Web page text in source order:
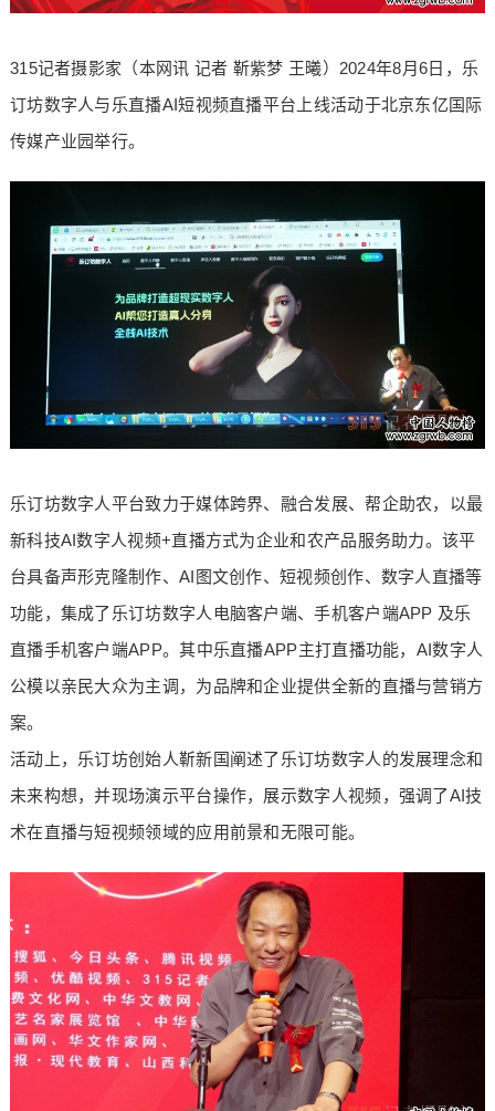
315记者摄影家（本网讯 记者 靳紫梦 王曦）2024年8月6日，乐
订坊数字人与乐直播AI短视频直播平台上线活动于北京东亿国际
传媒产业园举行。
乐订坊数字人平台致力于媒体跨界、融合发展、帮企助农，以最
新科技AI数字人视频+直播方式为企业和农产品服务助力。该平
台具备声形克隆制作、AI图文创作、短视频创作、数字人直播等
功能，集成了乐订坊数字人电脑客户端、手机客户端APP 及乐
直播手机客户端APP。其中乐直播APP主打直播功能，AI数字人
公模以亲民大众为主调，为品牌和企业提供全新的直播与营销方
案。
活动上，乐订坊创始人靳新国阐述了乐订坊数字人的发展理念和
未来构想，并现场演示平台操作，展示数字人视频，强调了AI技
术在直播与短视频领域的应用前景和无限可能。